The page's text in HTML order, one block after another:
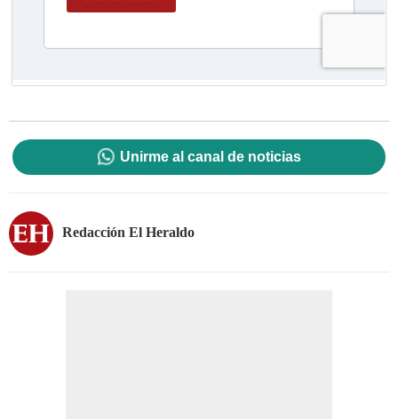
Unirme al canal de noticias
Redacción El Heraldo